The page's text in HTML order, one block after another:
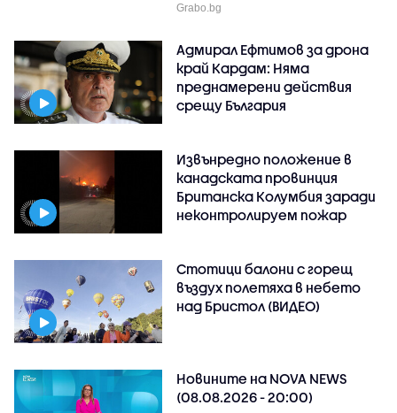
Grabo.bg
Адмирал Ефтимов за дрона
край Кардам: Няма
преднамерени действия
срещу България
Извънредно положение в
канадската провинция
Британска Колумбия заради
неконтролируем пожар
Стотици балони с горещ
въздух полетяха в небето
над Бристол (ВИДЕО)
Новините на NOVA NEWS
(08.08.2026 - 20:00)